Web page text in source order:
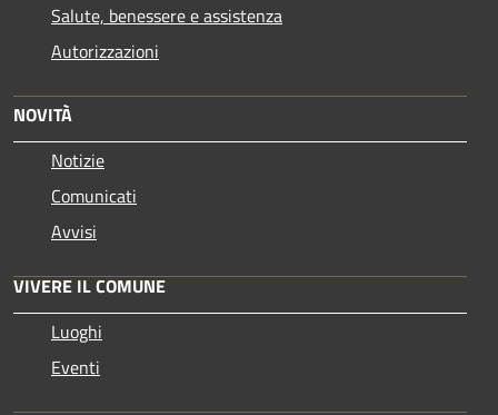
Salute, benessere e assistenza
Autorizzazioni
NOVITÀ
Notizie
Comunicati
Avvisi
VIVERE IL COMUNE
Luoghi
Eventi